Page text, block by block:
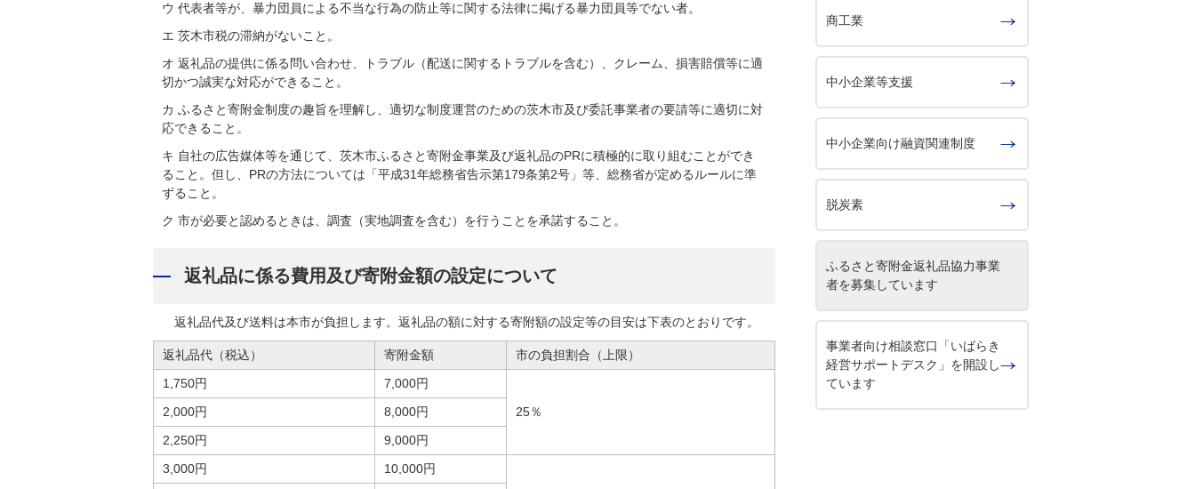
ウ 代表者等が、暴力団員による不当な行為の防止等に関する法律に掲げる暴力団員等でない者。
エ 茨木市税の滞納がないこと。
オ 返礼品の提供に係る問い合わせ、トラブル（配送に関するトラブルを含む）、クレーム、損害賠償等に適
切かつ誠実な対応ができること。
カ ふるさと寄附金制度の趣旨を理解し、適切な制度運営のための茨木市及び委託事業者の要請等に適切に対
応できること。
キ 自社の広告媒体等を通じて、茨木市ふるさと寄附金事業及び返礼品のPRに積極的に取り組むことができ
ること。但し、PRの方法については「平成31年総務省告示第179条第2号」等、総務省が定めるルールに準
ずること。
ク 市が必要と認めるときは、調査（実地調査を含む）を行うことを承諾すること。
返礼品に係る費用及び寄附金額の設定について
返礼品代及び送料は本市が負担します。返礼品の額に対する寄附額の設定等の目安は下表のとおりです。
返礼品代（税込） 寄附金額
市の負担割合（上限）
1,750円
7,000円
25％
2,000円
8,000円
2,250円
9,000円
3,000円
10,000円
商工業
中小企業等支援
中小企業向け融資関連制度
脱炭素
ふるさと寄附金返礼品協力事業
者を募集しています
事業者向け相談窓口「いばらき
経営サポートデスク」を開設し
ています